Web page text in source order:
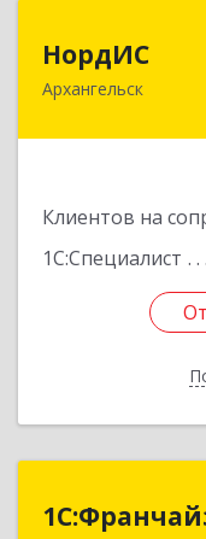
НордИС
Архангельск
Клиентов на
1С:Специалист
163071,